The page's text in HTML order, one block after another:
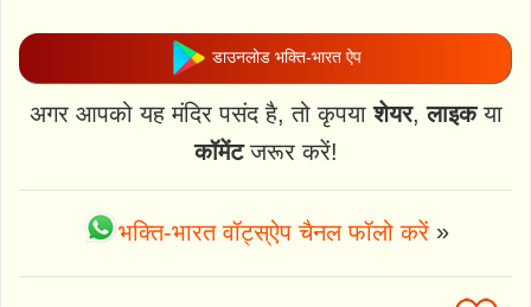
डाउनलोड भक्ति-भारत ऐप
अगर आपको यह मंदिर पसंद है, तो कृपयाशेयर,लाइकया
कॉमेंटजरूर करें!
भक्ति-भारत वॉट्स्ऐप चैनल फॉलो करें»